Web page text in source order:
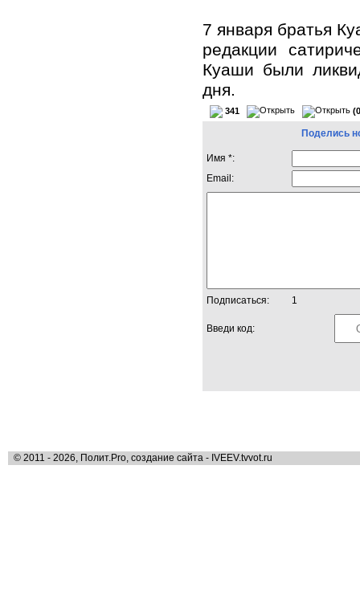
7 января братья
редакции
Куаши были
дня.
341
Поделись
Имя *:
Email:
Подписаться: 1
Введи код:
© 2011 - 2026, Полит.Pro, создание сайта - IVEEV.tvvot.ru